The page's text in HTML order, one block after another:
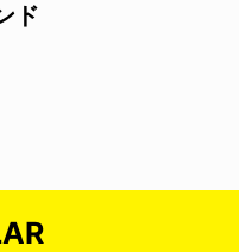
ド